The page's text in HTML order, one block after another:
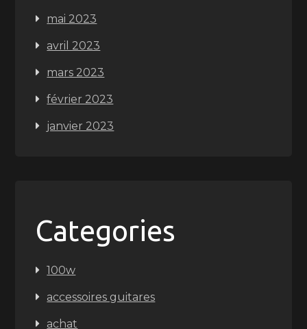
mai 2023
avril 2023
mars 2023
février 2023
janvier 2023
Categories
100w
accessoires guitares
achat